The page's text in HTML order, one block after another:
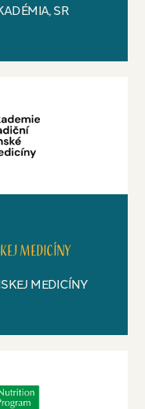
SR
medicíny
MEDICÍNY